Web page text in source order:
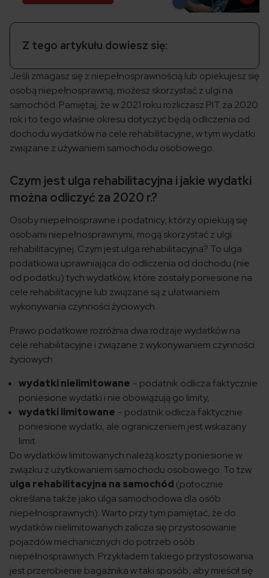
Z tego artykułu dowiesz się:
Jeśli zmagasz się z niepełnosprawnością lub opiekujesz się
osobą niepełnosprawną, możesz skorzystać z ulgi na
samochód. Pamiętaj, że w 2021 roku rozliczasz PIT za 2020
rok i to tego właśnie okresu dotyczyć będą odliczenia od
dochodu wydatków na cele rehabilitacyjne, w tym wydatki
związane z używaniem samochodu osobowego.
Czym jest ulga rehabilitacyjna i jakie wydatki
można odliczyć za 2020 r.?
Osoby niepełnosprawne i podatnicy, którzy opiekują się
osobami niepełnosprawnymi, mogą skorzystać z ulgi
rehabilitacyjnej. Czym jest ulga rehabilitacyjna? To ulga
podatkowa uprawniająca do odliczenia od dochodu (nie
od podatku) tych wydatków, które zostały poniesione na
cele rehabilitacyjne lub związane są z ułatwianiem
wykonywania czynności życiowych.
Prawo podatkowe rozróżnia dwa rodzaje wydatków na
cele rehabilitacyjne i związane z wykonywaniem czynności
życiowych:
wydatki nielimitowane – podatnik odlicza faktycznie
poniesione wydatki i nie obowiązują go limity,
wydatki limitowane – podatnik odlicza faktycznie
poniesione wydatki, ale ograniczeniem jest wskazany
limit.
Do wydatków limitowanych należą koszty poniesione w
związku z użytkowaniem samochodu osobowego. To tzw.
ulga rehabilitacyjna na samochód (potocznie
określana także jako ulga samochodowa dla osób
niepełnosprawnych). Warto przy tym pamiętać, że do
wydatków nielimitowanych zalicza się przystosowanie
pojazdów mechanicznych do potrzeb osób
niepełnosprawnych. Przykładem takiego przystosowania
jest przerobienie bagażnika w taki sposób, aby mieścił się